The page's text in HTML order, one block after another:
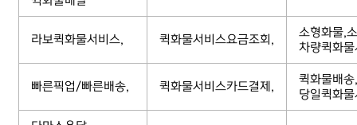
라보퀵화물서비스, 퀵화물서비스요금조회,
소형화물,
차량퀵화
빠른픽업/빠른배송, 퀵화물서비스카드결제,
퀵화물배
당일퀵화